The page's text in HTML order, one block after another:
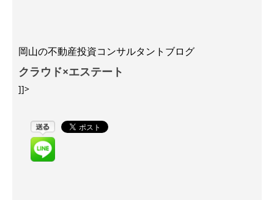
岡山の不動産投資コンサルタントブログ
クラウド×エステート
]]>